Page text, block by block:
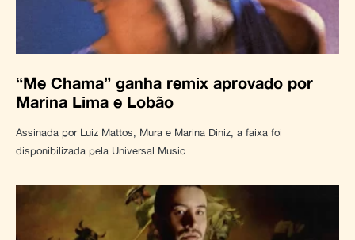
“Me Chama” ganha remix aprovado por
Marina Lima e Lobão
Assinada por Luiz Mattos, Mura e Marina Diniz, a faixa foi
disponibilizada pela Universal Music